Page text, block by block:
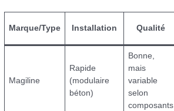
Marque/Type Installation Qualité
Magiline
Rapide
(modulaire
béton)
Bonne,
mais
variable
selon
composants